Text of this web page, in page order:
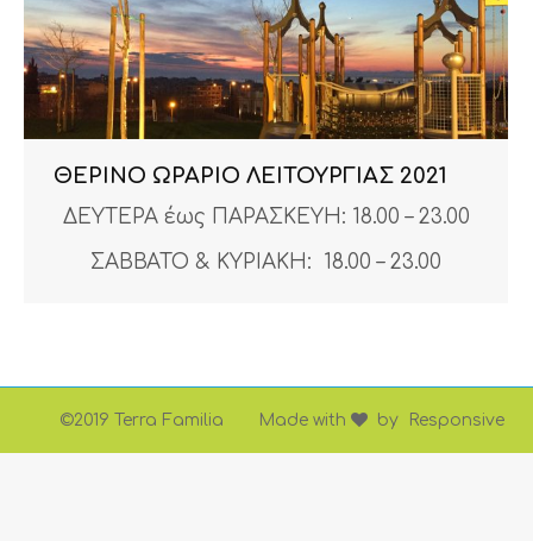
ΘΕΡΙΝΟ ΩΡΑΡΙΟ ΛΕΙΤΟΥΡΓΙΑΣ 2021
ΔΕΥΤΕΡΑ έως ΠΑΡΑΣΚΕΥΗ: 18.00 – 23.00
ΣΑΒΒΑΤΟ & ΚΥΡΙΑΚΗ: 18.00 – 23.00
Made with by Responsive
©2019 Terra Familia